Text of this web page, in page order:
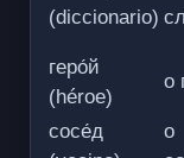
(diccionario)
геро́й
(héroe)
о
сосе́д
о